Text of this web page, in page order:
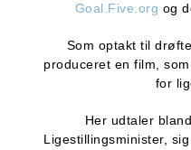
Goal.Five.org og
Som optakt til
produceret en film,
for
Her udtaler
Ligestillingsminister,